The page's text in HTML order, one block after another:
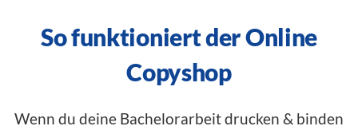
So funktioniert der Online
Copyshop
Wenn du deine Bachelorarbeit drucken & binden